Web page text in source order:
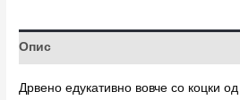
Опис
Дрвено едукативно вовче со коцки